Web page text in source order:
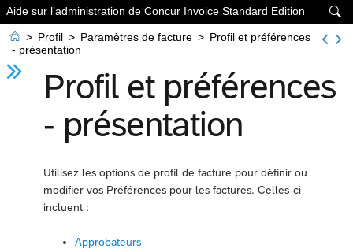

Aide sur l’administration de Concur Invoice Standard Edition
 > Profil > Paramètres de facture > Profil et préférences
- présentation
Profil et préférences
- présentation
Utilisez les options de profil de facture pour définir ou
modifier vos Préférences pour les factures. Celles-ci
incluent :
Approbateurs